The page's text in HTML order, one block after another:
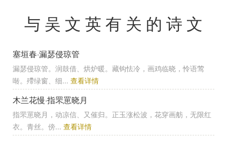
与吴文英有关的诗文
塞垣春·漏瑟侵琼管
漏瑟侵琼管。润鼓借、烘炉暖。藏钩怯冷，画鸡临晓，怜语莺
啭。殢绿窗、细... 查看详情
木兰花慢·指罘罳晓月
指罘罳晓月，动凉信、又催归。正玉涨松波，花穿画舫，无限红
衣。青丝。傍... 查看详情